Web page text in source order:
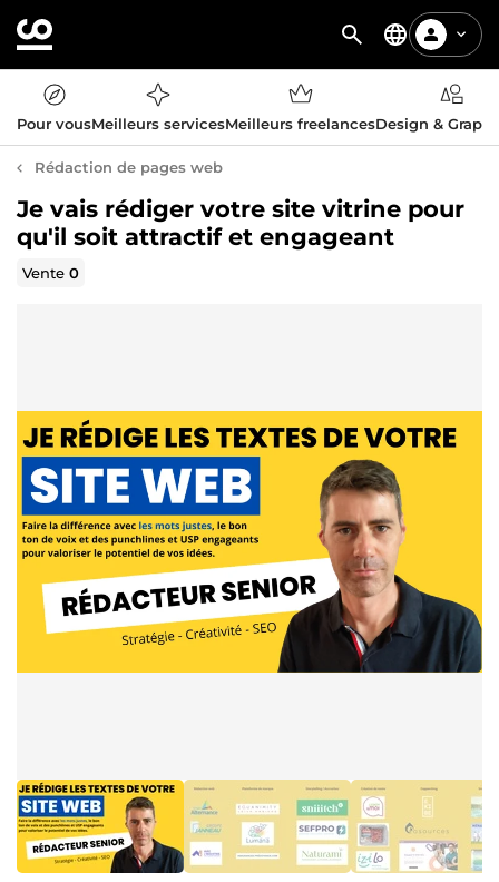
Pour vousMeilleurs servicesMeilleurs freelancesDesign &
Rédaction de pages web
Je vais rédiger votre site vitrine pour
qu'il soit attractif et engageant
Vente0